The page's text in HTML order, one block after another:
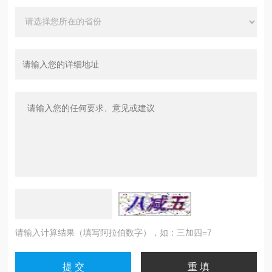
请输入计算结果（填写阿拉伯数字），如：三加四=7